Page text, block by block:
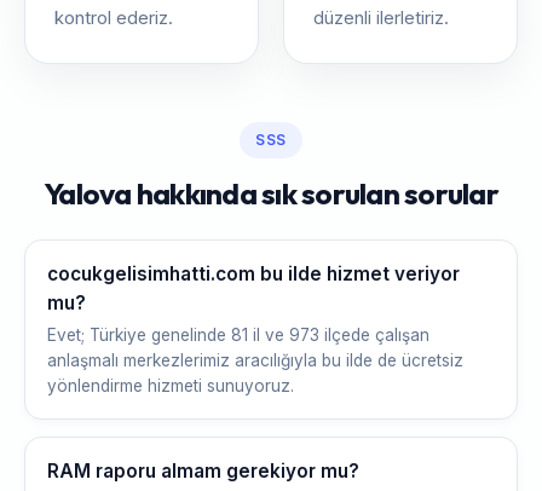
kontrol ederiz.
düzenli ilerletiriz.
SSS
Yalova hakkında sık sorulan sorular
cocukgelisimhatti.com bu ilde hizmet veriyor
mu?
Evet; Türkiye genelinde 81 il ve 973 ilçede çalışan
anlaşmalı merkezlerimiz aracılığıyla bu ilde de ücretsiz
yönlendirme hizmeti sunuyoruz.
RAM raporu almam gerekiyor mu?